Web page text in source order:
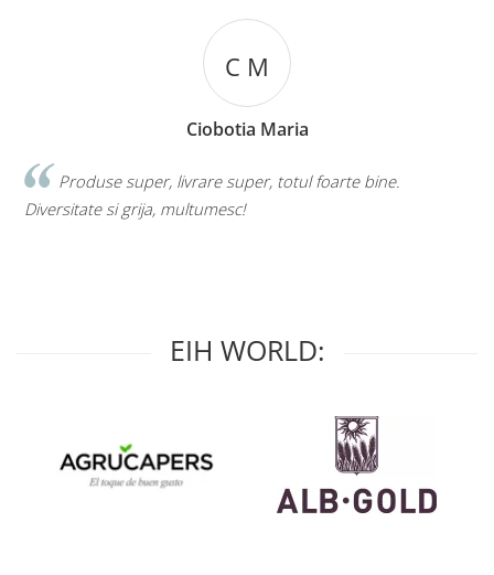
C M
Ciobotia Maria
Produse super, livrare super, totul foarte bine.
Diversitate si grija, multumesc!
EIH WORLD: